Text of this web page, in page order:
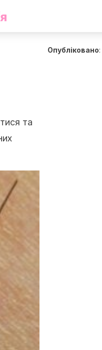
та
Опубліковано: